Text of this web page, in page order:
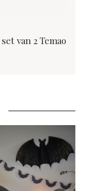
van 2 Temao